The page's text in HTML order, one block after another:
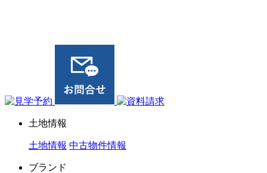
土地情報
土地情報 中古物件情報
ブランド